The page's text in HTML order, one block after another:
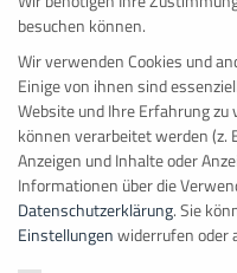
BAUMANN CONTAINER
Hauptdepot Bonn
Ernst-Robert-Curtius-
D–53117 Bonn
+49 228 98 98 081
besuchen können.
Wir verwenden Cookies und
Einige von ihnen sind
Website und Ihre Erfahrung zu
können verarbeitet werden (z.
Anzeigen und Inhalte oder
Informationen über die
Datenschutzerklärung.Sie
Einstellungenwiderrufen oder